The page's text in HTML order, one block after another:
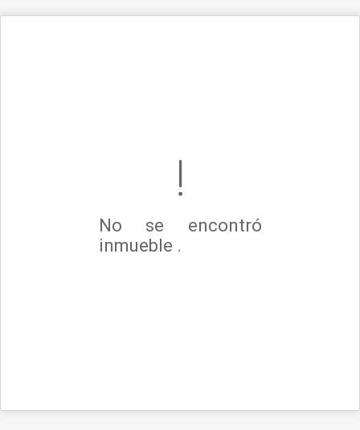
No se encontró
inmueble .